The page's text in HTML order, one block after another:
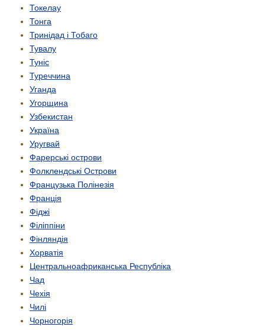
Токелау
Тонга
Тринідад і Тобаго
Тувалу
Туніс
Туреччина
Уганда
Угорщина
Узбекистан
Україна
Уругвай
Фарерські острови
Фолклендські Острови
Французька Полінезія
Франція
Фіджі
Філіппіни
Фінляндія
Хорватія
Центрально­африканська Республіка
Чад
Чехія
Чилі
Чорногорія